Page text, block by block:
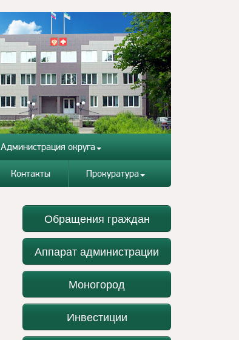
Администрация округа
Контакты Прокуратура
Обращения граждан
Аппарат администрации
Моногород
Инвестиции